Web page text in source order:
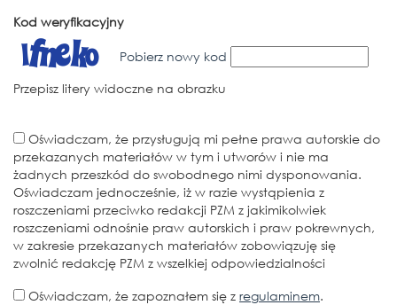
Kod weryfikacyjny
Pobierz nowy kod
Przepisz litery widoczne na obrazku
Oświadczam, że przysługują mi pełne prawa autorskie do
przekazanych materiałów w tym i utworów i nie ma
żadnych przeszkód do swobodnego nimi dysponowania.
Oświadczam jednocześnie, iż w razie wystąpienia z
roszczeniami przeciwko redakcji PZM z jakimikolwiek
roszczeniami odnośnie praw autorskich i praw pokrewnych,
w zakresie przekazanych materiałów zobowiązuję się
zwolnić redakcję PZM z wszelkiej odpowiedzialności
Oświadczam, że zapoznałem się z regulaminem.